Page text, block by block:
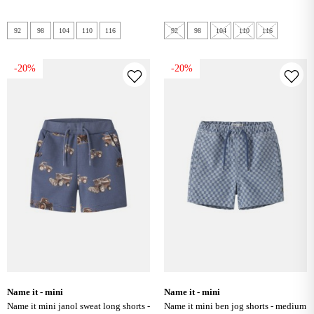
92 98 104 110 116 92 98 104 110 116
-20%
name it - mini
name it mini janol sweat long shorts -
-20%
name it - mini
name it mini ben jog shorts - medium